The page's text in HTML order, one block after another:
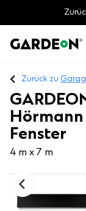
Zurück zu
Fenster
4 m x 7 m